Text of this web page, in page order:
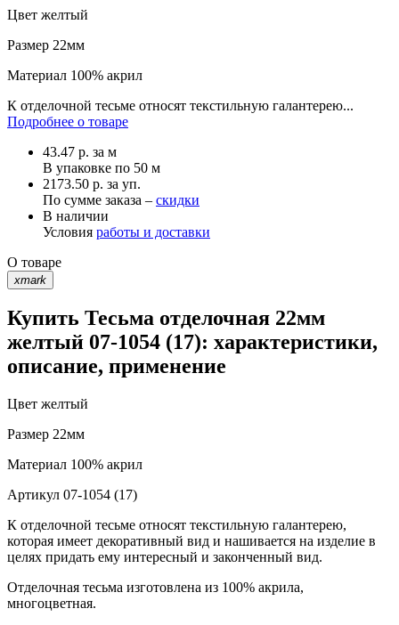
Цвет желтый
Размер 22мм
Материал 100% акрил
К отделочной тесьме относят текстильную галантерею...
Подробнее о товаре
43.47 р. за м
В упаковке по 50 м
2173.50 р. за уп.
По сумме заказа – скидки
В наличии
Условия работы и доставки
О товаре
xmark
Купить Тесьма отделочная 22мм
желтый 07-1054 (17): характеристики,
описание, применение
Цвет желтый
Размер 22мм
Материал 100% акрил
Артикул 07-1054 (17)
К отделочной тесьме относят текстильную галантерею,
которая имеет декоративный вид и нашивается на изделие в
целях придать ему интересный и законченный вид.
Отделочная тесьма изготовлена из 100% акрила,
многоцветная.